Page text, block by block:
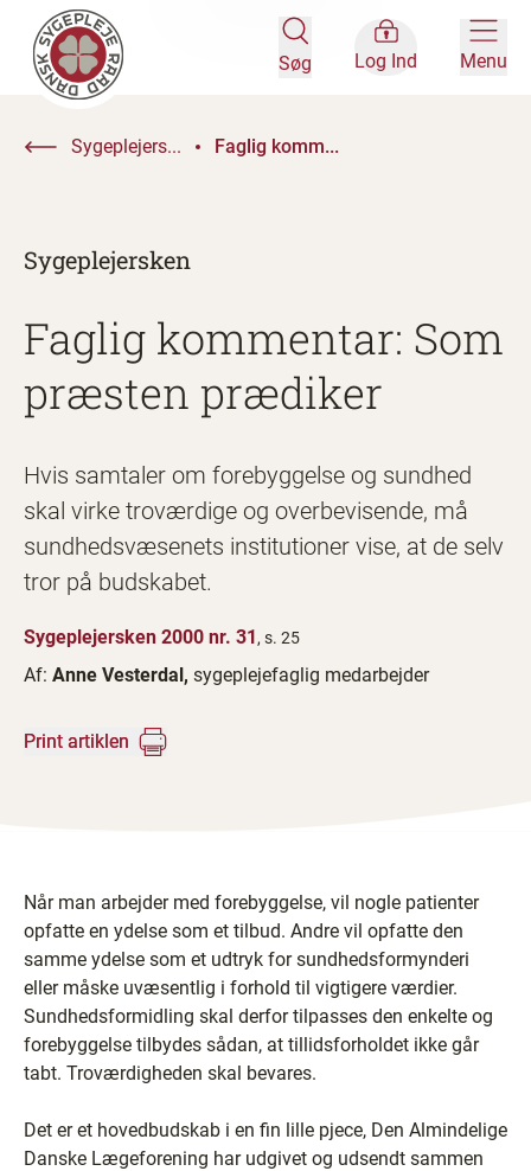
Søg Log Ind Menu
Sygeplejers... Faglig komm...
Sygeplejersken
Faglig kommentar: Som
præsten prædiker
Hvis samtaler om forebyggelse og sundhed
skal virke troværdige og overbevisende, må
sundhedsvæsenets institutioner vise, at de selv
tror på budskabet.
Sygeplejersken 2000 nr. 31, s. 25
Af: Anne Vesterdal, sygeplejefaglig medarbejder
Print artiklen
Når man arbejder med forebyggelse, vil nogle patienter
opfatte en ydelse som et tilbud. Andre vil opfatte den
samme ydelse som et udtryk for sundhedsformynderi
eller måske uvæsentlig i forhold til vigtigere værdier.
Sundhedsformidling skal derfor tilpasses den enkelte og
forebyggelse tilbydes sådan, at tillidsforholdet ikke går
tabt. Troværdigheden skal bevares.
Det er et hovedbudskab i en fin lille pjece, Den Almindelige
Danske Lægeforening har udgivet og udsendt sammen